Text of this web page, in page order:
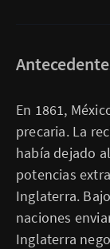
En 1861,
precaria. La
había dejado
potencias
Inglaterra.
naciones
Inglaterra